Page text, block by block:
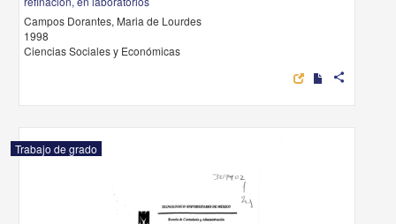
Campos Dorantes, Maria de Lourdes
1998
Ciencias Sociales y Económicas
share
Trabajo de grado